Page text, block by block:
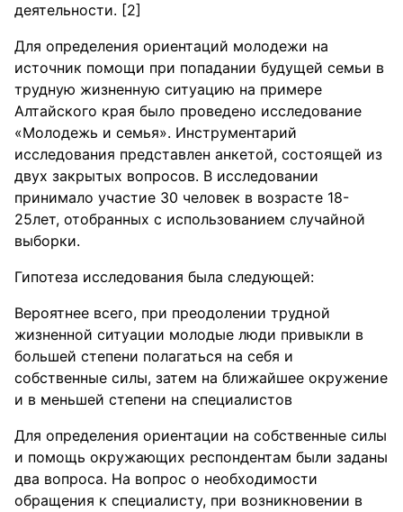
деятельности. [2]
Для определения ориентаций молодежи на
источник помощи при попадании будущей семьи в
трудную жизненную ситуацию на примере
Алтайского края было проведено исследование
«Молодежь и семья». Инструментарий
исследования представлен анкетой, состоящей из
двух закрытых вопросов. В исследовании
принимало участие 30 человек в возрасте 18-
25лет, отобранных с использованием случайной
выборки.
Гипотеза исследования была следующей:
Вероятнее всего, при преодолении трудной
жизненной ситуации молодые люди привыкли в
большей степени полагаться на себя и
собственные силы, затем на ближайшее окружение
и в меньшей степени на специалистов
Для определения ориентации на собственные силы
и помощь окружающих респондентам были заданы
два вопроса. На вопрос о необходимости
обращения к специалисту, при возникновении в